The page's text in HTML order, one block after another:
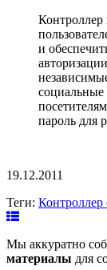
Контроллер
и
социальные
пароль для
19.12.2011
Теги: Контроллер
Мы аккуратно
материалы для